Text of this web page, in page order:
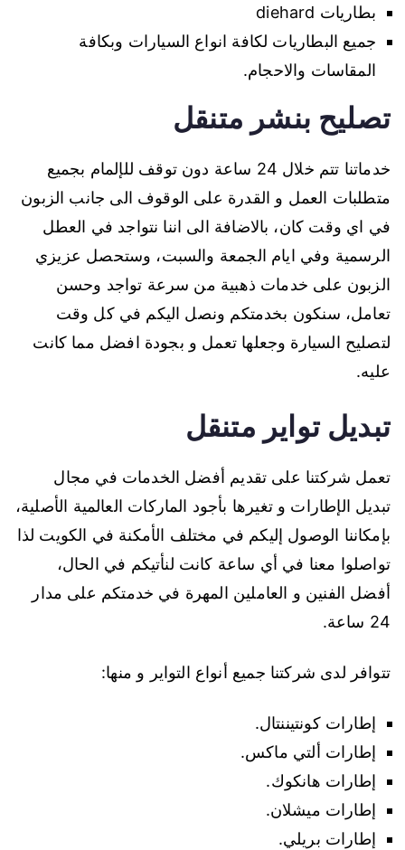
بطاريات diehard
جميع البطاريات لكافة انواع السيارات وبكافة
المقاسات والاحجام.
تصليح بنشر متنقل
خدماتنا تتم خلال 24 ساعة دون توقف للإلمام بجميع
متطلبات العمل و القدرة على الوقوف الى جانب الزبون
في اي وقت كان، بالاضافة الى اننا نتواجد في العطل
الرسمية وفي ايام الجمعة والسبت، وستحصل عزيزي
الزبون على خدمات ذهبية من سرعة تواجد وحسن
تعامل، سنكون بخدمتكم ونصل اليكم في كل وقت
لتصليح السيارة وجعلها تعمل و بجودة افضل مما كانت
عليه.
تبديل تواير متنقل
تعمل شركتنا على تقديم أفضل الخدمات في مجال
تبديل الإطارات و تغيرها بأجود الماركات العالمية الأصلية،
بإمكاننا الوصول إليكم في مختلف الأمكنة في الكويت لذا
تواصلوا معنا في أي ساعة كانت لنأتيكم في الحال،
أفضل الفنين و العاملين المهرة في خدمتكم على مدار
24 ساعة.
تتوافر لدى شركتنا جميع أنواع التواير و منها:
إطارات كونتيننتال.
إطارات ألتي ماكس.
إطارات هانكوك.
إطارات ميشلان.
إطارات بريلي.